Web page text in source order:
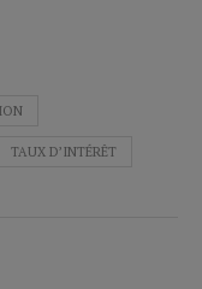
TAUX D’INTÉRÊT